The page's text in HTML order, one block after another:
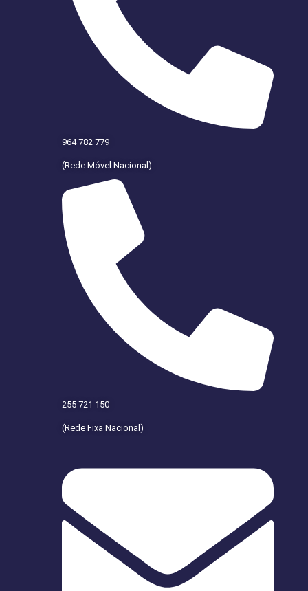
964 782 779
(Rede Móvel Nacional)
255 721 150
(Rede Fixa Nacional)